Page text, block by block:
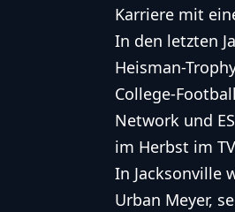
Karriere mit
In den letzten
Heisman-
College-
Network und
im Herbst im
In Jacksonville
Urban Meyer,